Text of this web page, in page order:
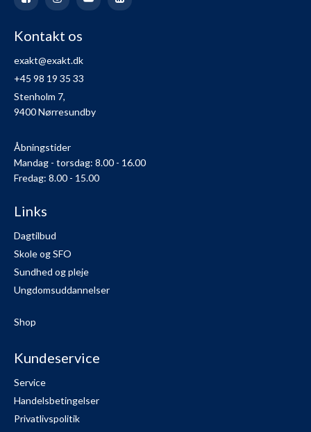
Kontakt os
exakt@exakt.dk
+45 98 19 35 33
Stenholm 7,
9400 Nørresundby
Åbningstider
Mandag - torsdag: 8.00 - 16.00
Fredag: 8.00 - 15.00
Links
Dagtilbud
Skole og SFO
Sundhed og pleje
Ungdomsuddannelser
Shop
Kundeservice
Service
Handelsbetingelser
Privatlivspolitik